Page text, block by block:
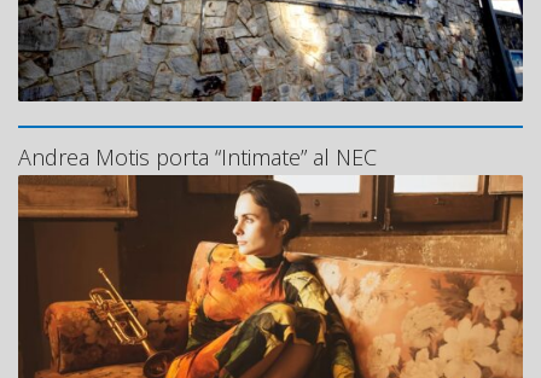
Andrea Motis porta “Intimate” al NEC